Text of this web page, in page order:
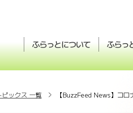
ふらっとについて ふらっ
ックス 一覧 【BuzzFeed News】コ